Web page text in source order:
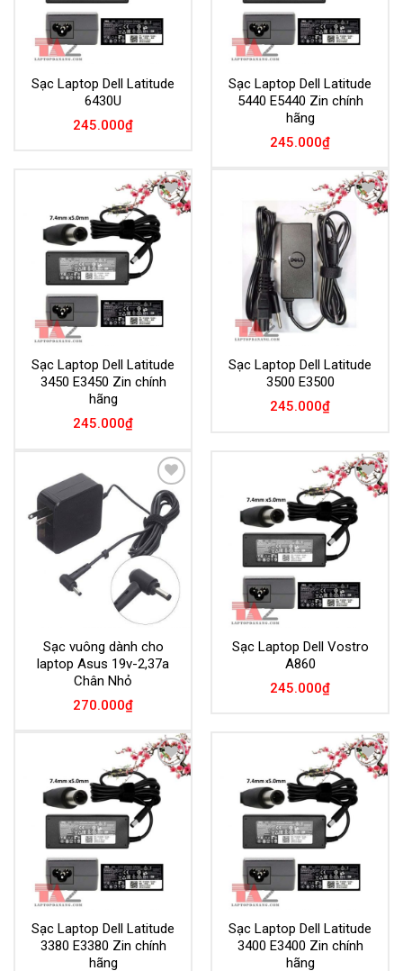
Sạc Laptop Dell Latitude
6430U
245.000₫
Sạc Laptop Dell Latitude
5440 E5440 Zin chính
hãng
245.000₫
Add to
Wishlist
Sạc Laptop Dell Latitude
3450 E3450 Zin chính
hãng
245.000₫
Add to
Wishlist
Sạc Laptop Dell Latitude
3500 E3500
245.000₫
Add to
Wishlist
Sạc vuông dành cho
laptop Asus 19v-2,37a
Chân Nhỏ
270.000₫
Add to
Wishlist
Sạc Laptop Dell Vostro
A860
245.000₫
Add to
Wishlist
Sạc Laptop Dell Latitude
3380 E3380 Zin chính
hãng
Add to
Wishlist
Sạc Laptop Dell Latitude
3400 E3400 Zin chính
hãng